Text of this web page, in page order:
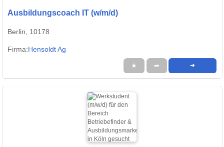
Ausbildungscoach IT (w/m/d)
Berlin, 10178
Firma:Hensoldt Ag
★ ➦ ➜